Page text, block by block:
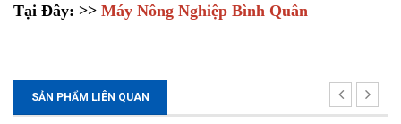
Tại Đây: >> Máy Nông Nghiệp Bình Quân
SẢN PHẨM LIÊN QUAN